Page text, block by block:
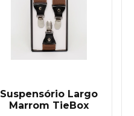
Suspensório Largo
Marrom TieBox